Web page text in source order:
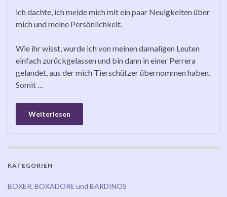
ich dachte, ich melde mich mit ein paar Neuigkeiten über
mich und meine Persönlichkeit.
Wie ihr wisst, wurde ich von meinen damaligen Leuten
einfach zurückgelassen und bin dann in einer Perrera
gelandet, aus der mich Tierschützer übernommen haben.
Somit …
Weiterlesen
KATEGORIEN
BOXER, BOXADORE und BARDINOS